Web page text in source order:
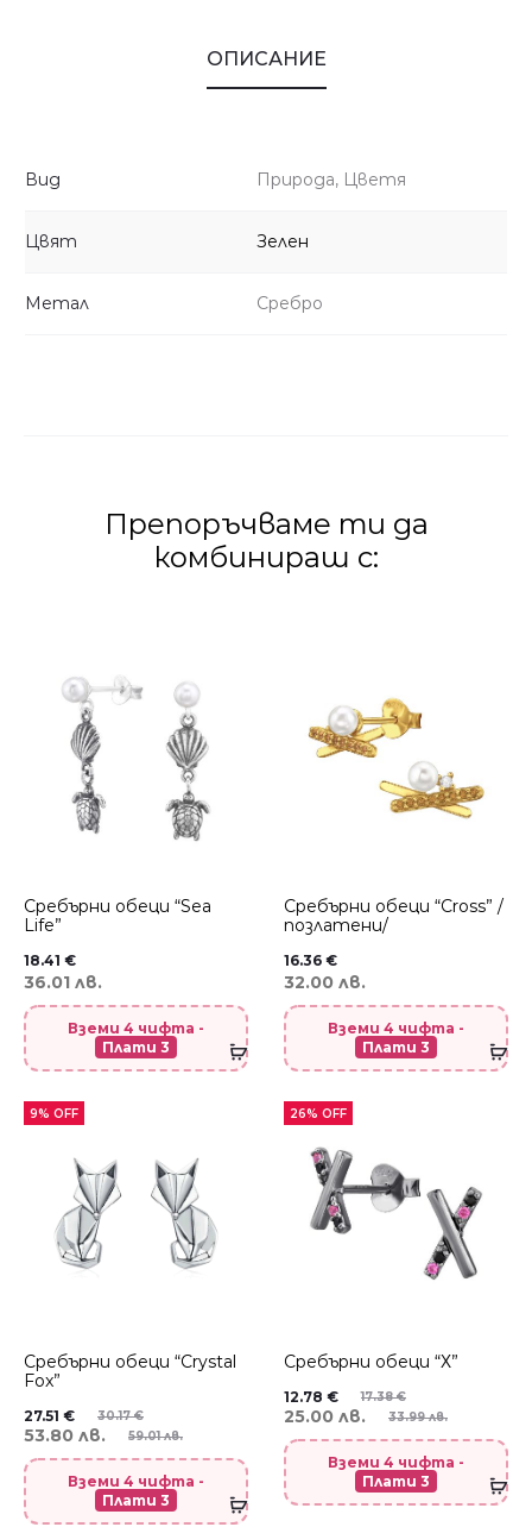
ОПИСАНИЕ
Вид Природа, Цветя
Цвят Зелен
Метал Сребро
Препоръчваме ти да
комбинираш с:
Сребърни обеци “Sea
Life”
18.41 €
36.01 лв.
Вземи 4 чифта -
Плати 3
Сребърни обеци “Cross” /
позлатени/
16.36 €
32.00 лв.
Вземи 4 чифта -
Плати 3
9% OFF
Сребърни обеци “Crystal
Fox”
30.17€
27.51 €
59.01 лв.
53.80 лв.
Вземи 4 чифта -
Плати 3
26% OFF
Сребърни обеци “Х”
17.38€
12.78 €
33.99 лв.
25.00 лв.
Вземи 4 чифта -
Плати 3